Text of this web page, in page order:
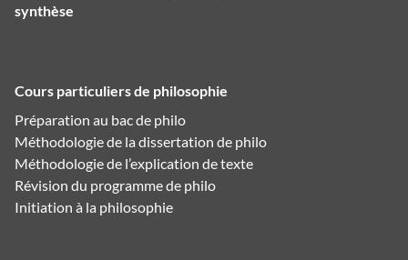
synthèse
Cours particuliers de philosophie
Préparation au bac de philo
Méthodologie de la dissertation de philo
Méthodologie de l’explication de texte
Révision du programme de philo
Initiation à la philosophie